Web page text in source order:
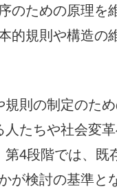
のための原理を
的規則や構造の
則の制定のため
たちや社会変
4段階では、既
が検討の基準と